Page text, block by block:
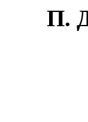
П.